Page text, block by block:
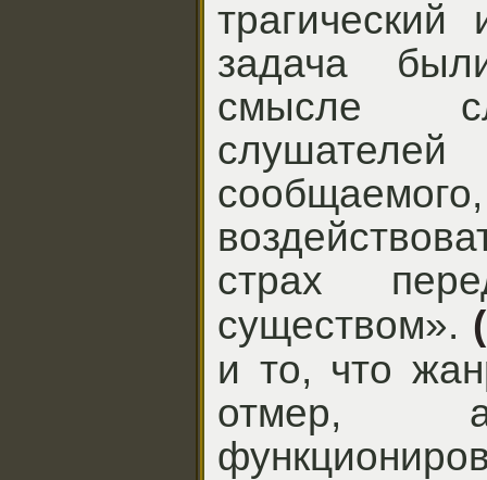
задача
смысле
страх
существом».
и то, что
отмер, а